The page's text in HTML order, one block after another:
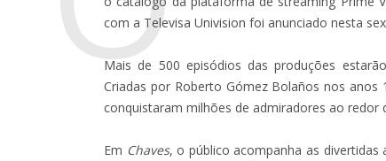
com a Televisa Univision foi anunciado nesta
Mais de 500 episódios das produções
Criadas por Roberto Gómez Bolaños nos
conquistaram milhões de admiradores ao redor
Em Chaves, o público acompanha as